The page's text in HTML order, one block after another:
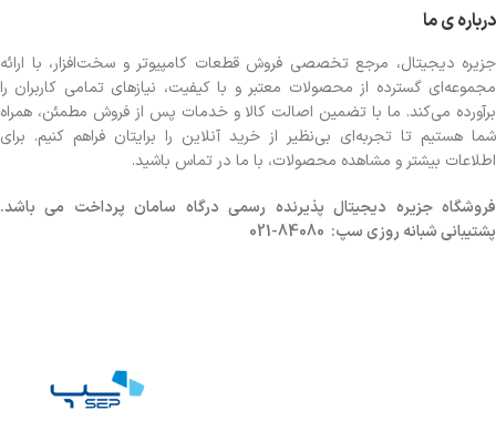
درباره ی ما
جزیره دیجیتال، مرجع تخصصی فروش قطعات کامپیوتر و سخت‌افزار، با ارائه
مجموعه‌ای گسترده از محصولات معتبر و با کیفیت، نیازهای تمامی کاربران را
برآورده می‌کند. ما با تضمین اصالت کالا و خدمات پس از فروش مطمئن، همراه
شما هستیم تا تجربه‌ای بی‌نظیر از خرید آنلاین را برایتان فراهم کنیم. برای
اطلاعات بیشتر و مشاهده محصولات، با ما در تماس باشید.
فروشگاهجزیره دیجیتال پذیرنده رسمی درگاه سامان پرداخت می باشد.
پشتیبانی شبانه روزی سپ: 84080-021